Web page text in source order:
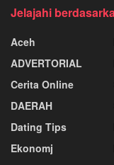
Jelajahi
Aceh
ADVERTORIAL
Cerita Online
DAERAH
Dating Tips
Ekonomj